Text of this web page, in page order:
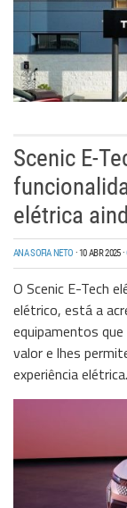
Scenic E-
elétrica
ANA SOFIA NETO ·10 ABR 2025·
O Scenic E-Tech
elétrico, está a
equipamentos
valor e lhes
experiência elétrica.